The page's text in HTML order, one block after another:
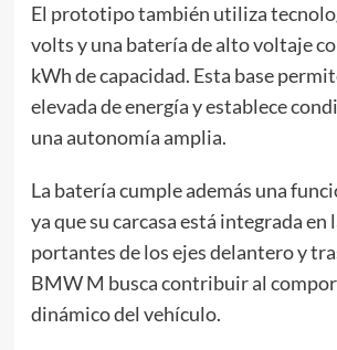
El prototipo también utiliza
volts y una batería de alto voltaje
kWh de capacidad. Esta base
elevada de energía y establece
una autonomía amplia.
La batería cumple además una
ya que su carcasa está integrada en
portantes de los ejes delantero y
BMW M busca contribuir al
dinámico del vehículo.